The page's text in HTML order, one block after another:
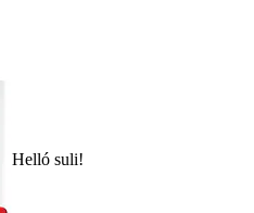
Helló suli!